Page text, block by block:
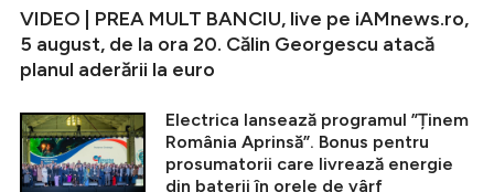
VIDEO | PREA MULT BANCIU, live pe iAMnews.ro,
5 august, de la ora 20. Călin Georgescu atacă
planul aderării la euro
Electrica lansează programul ”Ținem
România Aprinsă”. Bonus pentru
prosumatorii care livrează energie
din baterii în orele de vârf